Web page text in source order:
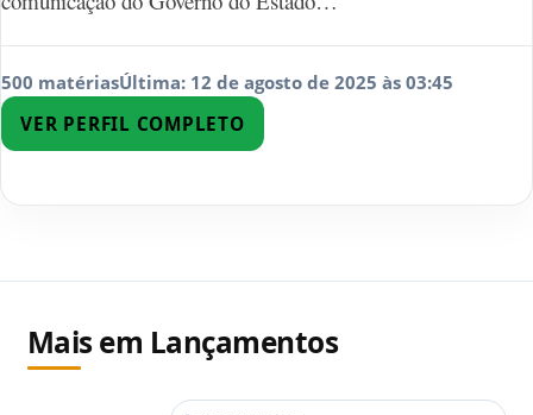
500 matériasÚltima: 12 de agosto de 2025 às 03:45
VER PERFIL COMPLETO
Mais em Lançamentos